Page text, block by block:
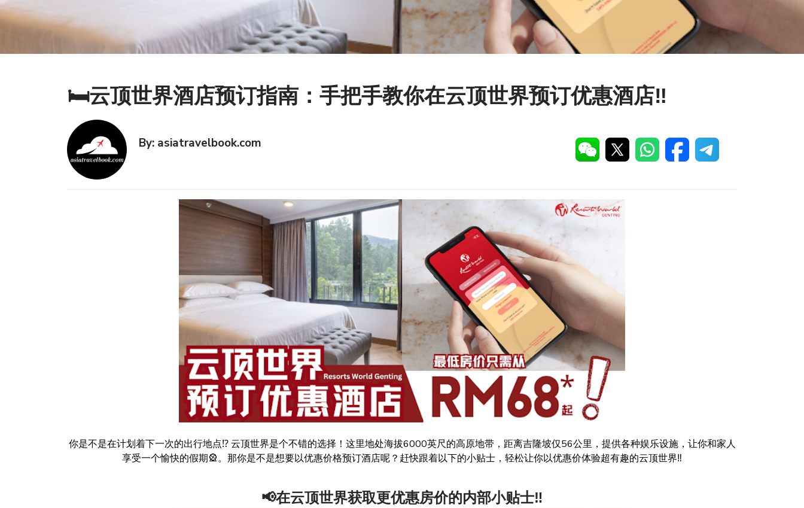
🛏️云顶世界酒店预订指南：手把手教你在云顶世界预订优惠酒店‼
By: asiatravelbook.com
你是不是在计划着下一次的出行地点⁉️ 云顶世界是个不错的选择！这里地处海拔6000英尺的高原地带，距离吉隆坡仅56公里，提供各种娱乐设施，让你和家人
享受一个愉快的假期🎡。那你是不是想要以优惠价格预订酒店呢？赶快跟着以下的小贴士，轻松让你以优惠价体验超有趣的云顶世界‼️
📢在云顶世界获取更优惠房价的内部小贴士‼️